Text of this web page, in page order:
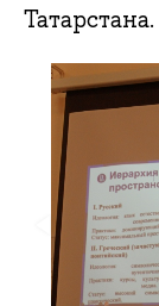
Татарстана.